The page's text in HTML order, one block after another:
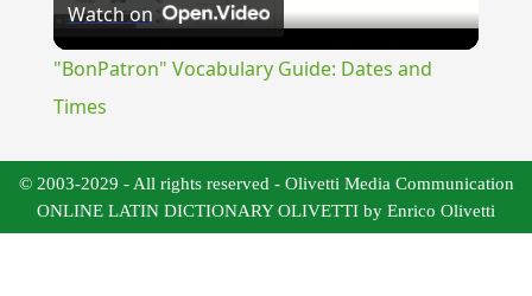
Video
Watch on
"BonPatron" Vocabulary Guide: Dates and
Times
© 2003-2029 - All rights reserved - Olivetti Media Communication
ONLINE LATIN DICTIONARY OLIVETTI by Enrico Olivetti